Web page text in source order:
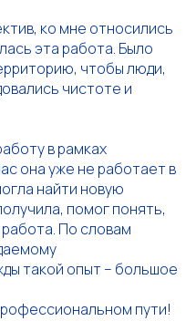
ко мне относились
эта работа. Было
чтобы люди,
чистоте и
в рамках
она уже не работает в
найти новую
помог понять,
По словам
такой опыт – большое
пути!